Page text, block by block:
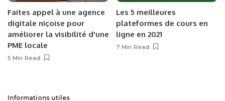
Faites appel à une agence
digitale niçoise pour
améliorer la visibilité d'une
PME locale
5 Min Read
Les 5 meilleures
plateformes de cours en
ligne en 2021
7 Min Read
Informations utiles